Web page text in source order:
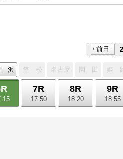
前日
沢 笠 松 名古屋 園 田 姫
7R
17:50
8R
18:20
9R
18:55